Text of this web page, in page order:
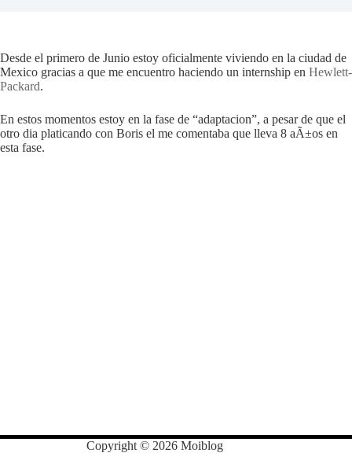
Desde el primero de Junio estoy oficialmente viviendo en la ciudad de
Mexico gracias a que me encuentro haciendo un internship en Hewlett-
Packard.
En estos momentos estoy en la fase de “adaptacion”, a pesar de que el
otro dia platicando con Boris el me comentaba que lleva 8 aÃ±os en
esta fase.
Copyright © 2026 Moiblog